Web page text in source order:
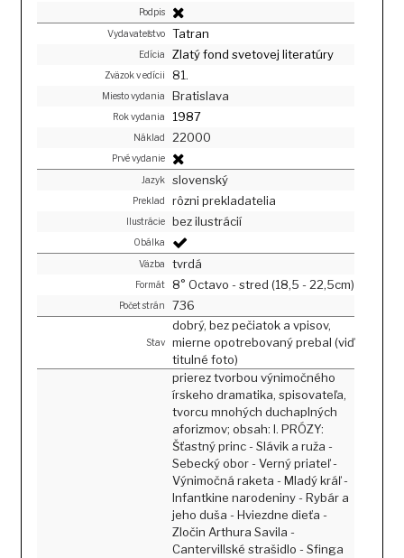
Podpis
Vydavateľstvo
Tatran
Edícia Zlatý fond svetovej literatúry
Zväzok v edícii 81.
Miesto vydania Bratislava
Rok vydania 1987
Náklad 22000
Prvé vydanie
Jazyk
slovenský
Preklad rôzni prekladatelia
Ilustrácie bez ilustrácií
Obálka
Väzba
tvrdá
Formát 8° Octavo - stred (18,5 - 22,5cm)
Počet strán 736
Stav
dobrý, bez pečiatok a vpisov,
mierne opotrebovaný prebal (viď
titulné foto)
prierez tvorbou výnimočného
írskeho dramatika, spisovateľa,
tvorcu mnohých duchaplných
aforizmov; obsah: I. PRÓZY:
Šťastný princ - Slávik a ruža -
Sebecký obor - Verný priateľ -
Výnimočná raketa - Mladý kráľ -
Infantkine narodeniny - Rybár a
jeho duša - Hviezdne dieťa -
Zločin Arthura Savila -
Cantervillské strašidlo - Sfinga